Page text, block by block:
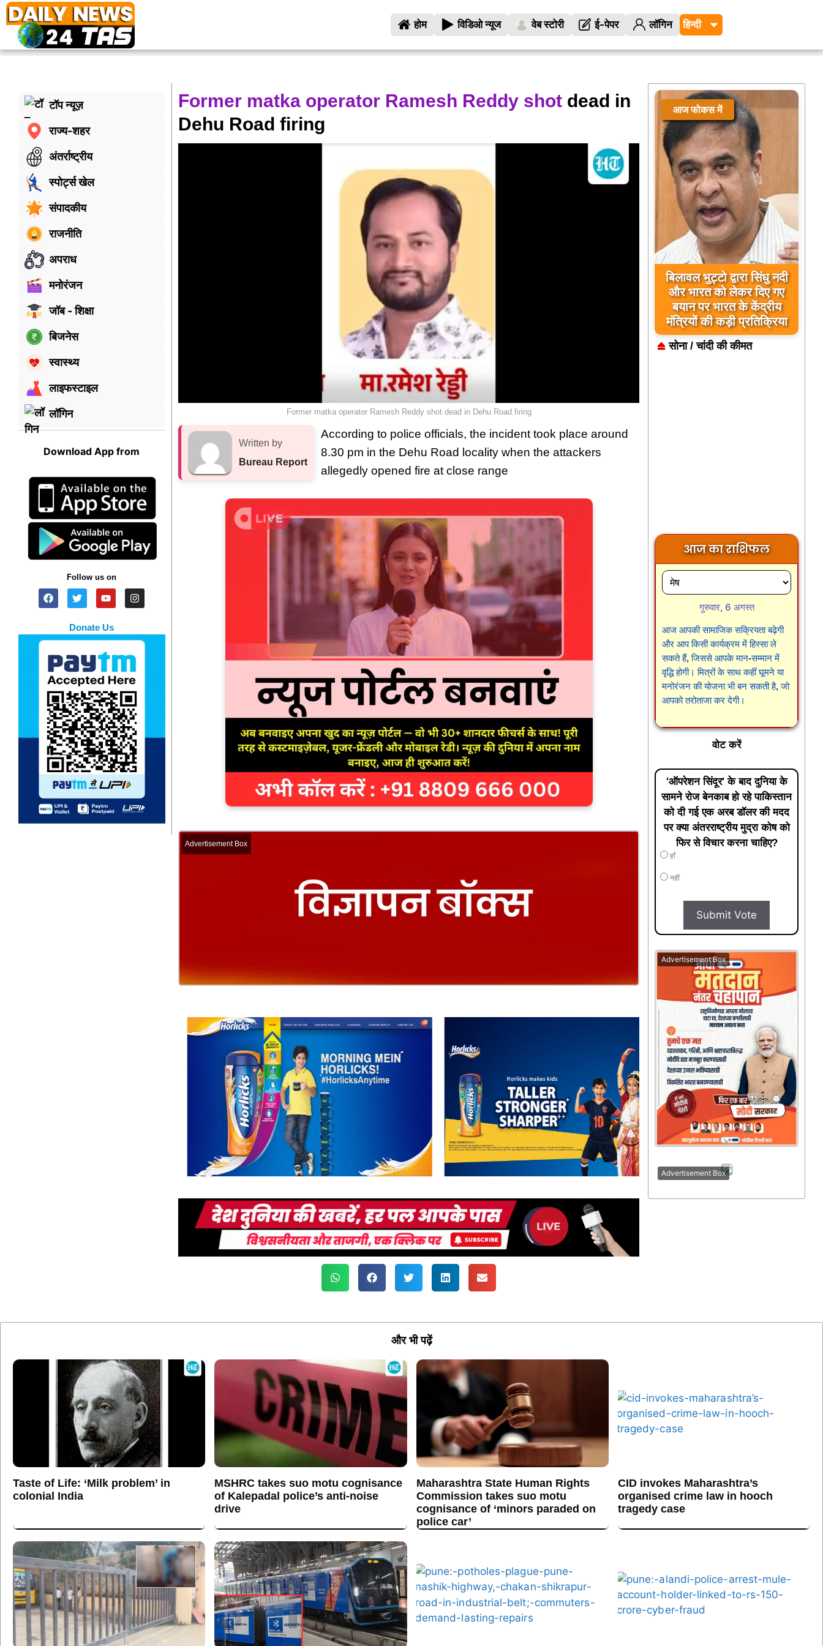
होम विडिओ न्यूज वेब स्टोरी ई-पेपर लॉगिन
टॉप न्यूज़
राज्य-शहर
अंतर्राष्ट्रीय
स्पोर्ट्स खेल
संपादकीय
राजनीति
अपराध
मनोरंजन
जॉब - शिक्षा
बिजनेस
स्वास्थ्य
लाइफस्टाइल
लॉगिन
Download App from
Follow us on
Donate Us
Former matka operator Ramesh Reddy shotdead in
Dehu Road firing
Former matka operator Ramesh Reddy shot dead in Dehu Road firing
Written by
Bureau Report
According to police officials, the incident took place around
8.30 pm in the Dehu Road locality when the attackers
allegedly opened fire at close range
Advertisement Box
आज फोकस में
बिलावल भुट्टो द्वारा सिंधु नदी
और भारत को लेकर दिए गए
बयान पर भारत के केंद्रीय
मंत्रियों की कड़ी प्रतिक्रिया
सोना / चांदी की कीमत
आज का राशिफल
गुरुवार, 6 अगस्त
आज आपकी सामाजिक सक्रियता बढ़ेगी
और आप किसी कार्यक्रम में हिस्सा ले
सकते हैं, जिससे आपके मान-सम्मान में
वृद्धि होगी। मित्रों के साथ कहीं घूमने या
मनोरंजन की योजना भी बन सकती है, जो
आपको तरोताजा कर देगी।
वोट करें
'ऑपरेशन सिंदूर' के बाद दुनिया के
सामने रोज बेनकाब हो रहे पाकिस्तान
को दी गई एक अरब डॉलर की मदद
पर क्या अंतरराष्ट्रीय मुद्रा कोष को
फिर से विचार करना चाहिए?
हाँ
नहीं
Submit Vote
Advertisement Box
Advertisement Box
और भी पढ़ें
Taste of Life: ‘Milk problem’ in
colonial India
MSHRC takes suo motu cognisance
of Kalepadal police’s anti-noise
drive
Maharashtra State Human Rights
Commission takes suo motu
cognisance of ‘minors paraded on
police car’
CID invokes Maharashtra’s
organised crime law in hooch
tragedy case